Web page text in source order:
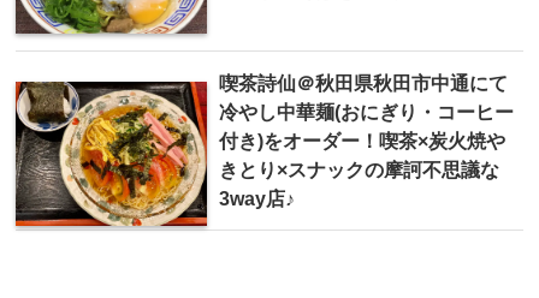
喫茶詩仙＠秋田県秋田市中通にて
冷やし中華麺(おにぎり・コーヒー
付き)をオーダー！喫茶×炭火焼や
きとり×スナックの摩訶不思議な
3way店♪